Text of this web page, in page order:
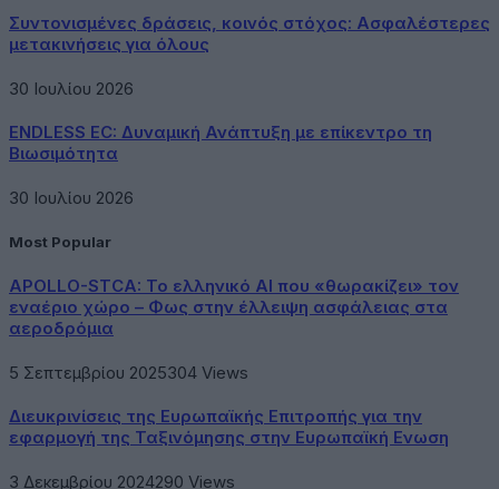
Συντονισμένες δράσεις, κοινός στόχος: Ασφαλέστερες
μετακινήσεις για όλους
30 Ιουλίου 2026
ENDLESS EC: Δυναμική Ανάπτυξη με επίκεντρο τη
Βιωσιμότητα
30 Ιουλίου 2026
Most Popular
APOLLO-STCA: Το ελληνικό AI που «θωρακίζει» τον
εναέριο χώρο – Φως στην έλλειψη ασφάλειας στα
αεροδρόμια
5 Σεπτεμβρίου 2025304 Views
Διευκρινίσεις της Ευρωπαϊκής Επιτροπής για την
εφαρμογή της Ταξινόμησης στην Ευρωπαϊκή Ενωση
3 Δεκεμβρίου 2024290 Views